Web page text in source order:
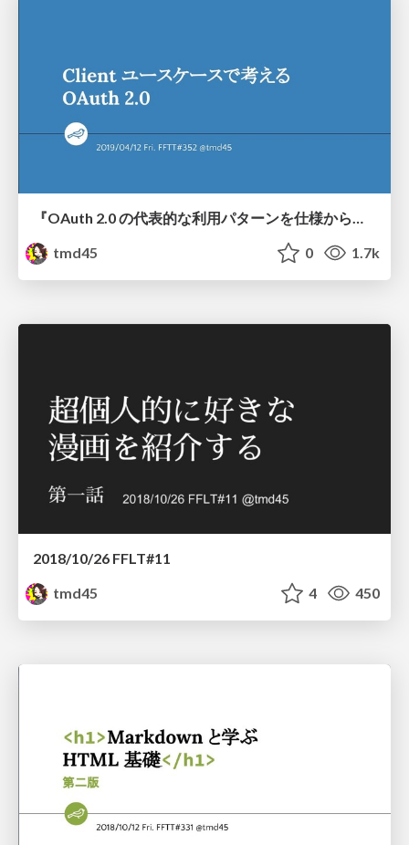
『OAuth 2.0 の代表的な利用パターンを仕様から理解しよう』を読んだ話（2019/04/12 FFTT#352）
tmd45
0 1.7k
2018/10/26 FFLT#11
tmd45
4 450